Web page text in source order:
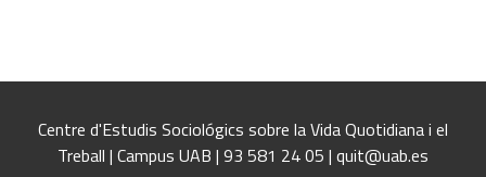
Centre d'Estudis Sociológics sobre la Vida Quotidiana i el
Treball | Campus UAB | 93 581 24 05 | quit@uab.es